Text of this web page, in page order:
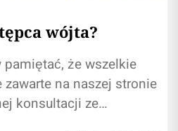
wójta?
że wszelkie
na naszej stronie
konsultacji ze